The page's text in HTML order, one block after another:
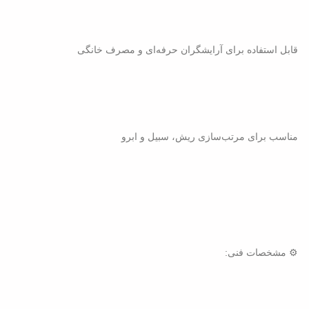
قابل استفاده برای آرایشگران حرفه‌ای و مصرف خانگی
مناسب برای مرتب‌سازی ریش، سبیل و ابرو
⚙️ مشخصات فنی: